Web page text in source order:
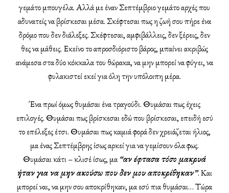
γεμάτο μπουγέλα. Αλλά με έναν Σεπτέμβριο γεμάτο αρχές που
αδυνατείς να βρίσκεσαι μέσα. Σκέφτεσαι πως η ζωή σου πήρε ένα
δρόμο που δεν διάλεξες. Σκέφτεσαι, αμφιβάλλεις, δεν ξέρεις, δεν
θες να μάθεις. Εκείνο το απροσδιόριστο βάρος, μπαίνει ακριβώς
ανάμεσα στα δύο κόκκαλα του θώρακα, να μην μπορεί να φύγει, να
φυλακιστεί εκεί για όλη την υπόλοιπη μέρα.
Ένα πρωί όμως θυμάσαι ένα τραγούδι. Θυμάσαι πως έχεις
επιλογές. Θυμάσαι πως βρίσκεσαι εδώ που βρίσκεσαι, επειδή εσύ
το επέλεξες έτσι. Θυμάσαι πως καμιά φορά δεν χρειάζεται ήλιος,
μα ένας Σεπτέμβρης ίσως αρκεί για να γεμίσουν όλα φως.
Θυμάσαι κάτι – κλισέ ίσως, μα “αν έφτασα τόσο μακρυά
ήταν για να μην ακούσω που δεν μου αποκρίθηκαν”. Και
μπορεί ναι, να μην σου αποκρίθηκαν, μα εσύ πια θυμάσαι… Τώρα